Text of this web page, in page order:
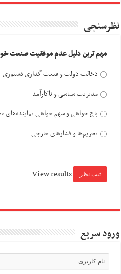
نظرسنجی
مهم ترین دلیل عدم موفقیت صنعت
دخالت دولت و قیمت گذاری دستوری
مدیریت سیاسی و ناکارآمد
باج خواهی و سهم خواهی نماینده‌های
تحریم‌ها و فشارهای خارجی
View results
ورود سریع